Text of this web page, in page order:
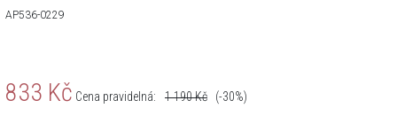
AP536-0229
833 Kč Cena pravidelná: 1 190Kč
(-30%)